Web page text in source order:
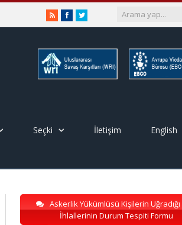
RSSFacebookTwitter
Seçki İletişim English
Askerlik Yükümlüsü Kişilerin
İhlallerinin Durum Tespiti Formu